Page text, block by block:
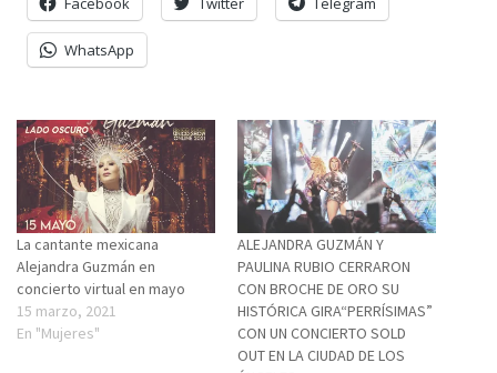
WhatsApp
La cantante mexicana
Alejandra Guzmán en
concierto virtual en mayo
15 marzo, 2021
En "Mujeres"
ALEJANDRA GUZMÁN Y
PAULINA RUBIO CERRARON
CON BROCHE DE ORO SU
HISTÓRICA GIRA“PERRÍSIMAS”
CON UN CONCIERTO SOLD
OUT EN LA CIUDAD DE LOS